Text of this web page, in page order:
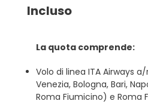
Incluso
La quota comprende:
Volo di linea ITA Airways
Venezia, Bologna, Bari,
Roma Fiumicino) e Roma